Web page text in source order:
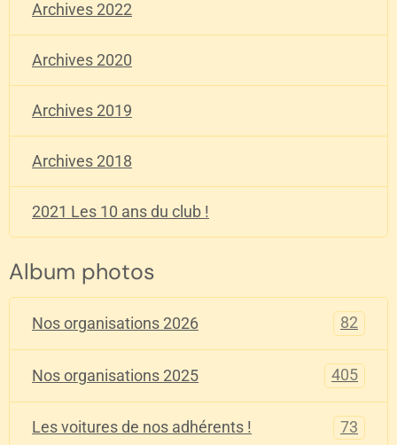
Archives 2022
Archives 2020
Archives 2019
Archives 2018
2021 Les 10 ans du club !
Album photos
Nos organisations 2026 82
Nos organisations 2025 405
Les voitures de nos adhérents ! 73